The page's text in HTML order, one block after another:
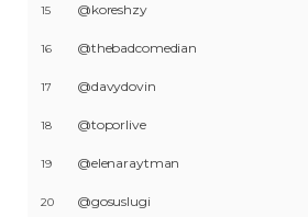
15 @koreshzy
16 @thebadcomedian
17 @davydovin
18 @toporlive
19 @elenaraytman
20 @gosuslugi